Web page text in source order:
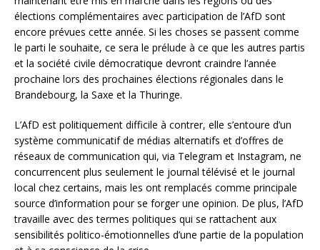
élections complémentaires avec participation de l’AfD sont
encore prévues cette année. Si les choses se passent comme
le parti le souhaite, ce sera le prélude à ce que les autres partis
et la société civile démocratique devront craindre l’année
prochaine lors des prochaines élections régionales dans le
Brandebourg, la Saxe et la Thuringe.
L’AfD est politiquement difficile à contrer, elle s’entoure d’un
système communicatif de médias alternatifs et d’offres de
réseaux de communication qui, via Telegram et Instagram, ne
concurrencent plus seulement le journal télévisé et le journal
local chez certains, mais les ont remplacés comme principale
source d’information pour se forger une opinion. De plus, l’AfD
travaille avec des termes politiques qui se rattachent aux
sensibilités politico-émotionnelles d’une partie de la population